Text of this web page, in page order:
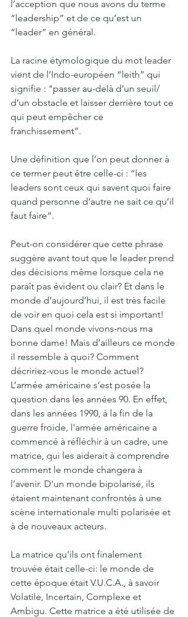
l’acception que nous avons du terme
“leadership” et de ce qu’est un
“leader” en général.
La racine étymologique du mot leader
vient de l’Indo-européen “leith” qui
signifie : "passer au-delà d’un seuil/
d’un obstacle et laisser derrière tout ce
qui peut empêcher ce
franchissement”.
Une définition que l’on peut donner à
ce termer peut être celle-ci : “les
leaders sont ceux qui savent quoi faire
quand personne d’autre ne sait ce qu’il
faut faire”.
Peut-on considérer que cette phrase
suggère avant tout que le leader prend
des décisions même lorsque cela ne
paraît pas évident ou clair? Et dans le
monde d’aujourd’hui, il est très facile
de voir en quoi cela est si important!
Dans quel monde vivons-nous ma
bonne dame! Mais d’ailleurs ce monde
il ressemble à quoi? Comment
décririez-vous le monde actuel?
L’armée américaine s’est posée la
question dans les années 90. En effet,
dans les années 1990, à la fin de la
guerre froide, l'armée américaine a
commencé à réfléchir à un cadre, une
matrice, qui les aiderait à comprendre
comment le monde changera à
l’avenir. D'un monde bipolarisé, ils
étaient maintenant confrontés à une
scène internationale multi polarisée et
à de nouveaux acteurs.
La matrice qu'ils ont finalement
trouvée était celle-ci: le monde de
cette époque était V.U.C.A., à savoir
Volatile, Incertain, Complexe et
Ambigu. Cette matrice a été utilisée de